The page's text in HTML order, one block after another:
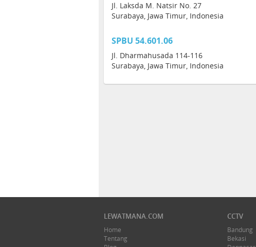
Jl. Laksda M. Natsir No. 27
Surabaya, Jawa Timur, Indonesia
SPBU 54.601.06
Jl. Dharmahusada 114-116
Surabaya, Jawa Timur, Indonesia
LEWATMANA.COM
Home
Tentang
CCTV
Bandung
Bekasi